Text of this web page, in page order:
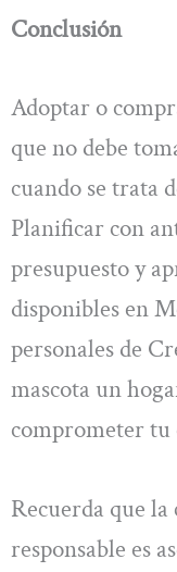
Conclusión
Adoptar o
que no debe
cuando se trata
Planificar con
presupuesto y
disponibles en
personales de
mascota un
comprometer tu
Recuerda que
responsable es